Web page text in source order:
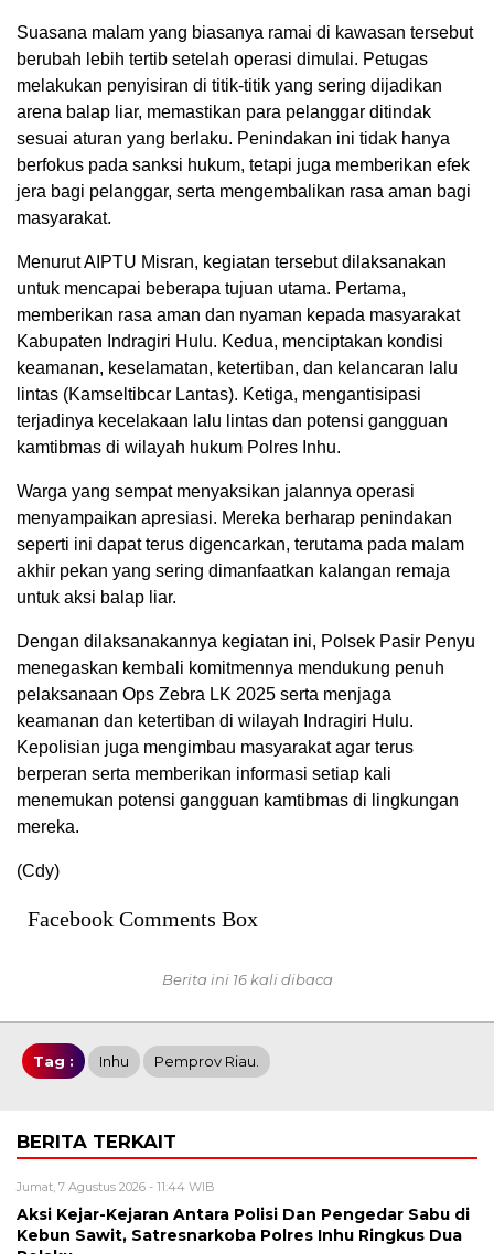
Suasana malam yang biasanya ramai di kawasan tersebut
berubah lebih tertib setelah operasi dimulai. Petugas
melakukan penyisiran di titik-titik yang sering dijadikan
arena balap liar, memastikan para pelanggar ditindak
sesuai aturan yang berlaku. Penindakan ini tidak hanya
berfokus pada sanksi hukum, tetapi juga memberikan efek
jera bagi pelanggar, serta mengembalikan rasa aman bagi
masyarakat.
Menurut AIPTU Misran, kegiatan tersebut dilaksanakan
untuk mencapai beberapa tujuan utama. Pertama,
memberikan rasa aman dan nyaman kepada masyarakat
Kabupaten Indragiri Hulu. Kedua, menciptakan kondisi
keamanan, keselamatan, ketertiban, dan kelancaran lalu
lintas (Kamseltibcar Lantas). Ketiga, mengantisipasi
terjadinya kecelakaan lalu lintas dan potensi gangguan
kamtibmas di wilayah hukum Polres Inhu.
Warga yang sempat menyaksikan jalannya operasi
menyampaikan apresiasi. Mereka berharap penindakan
seperti ini dapat terus digencarkan, terutama pada malam
akhir pekan yang sering dimanfaatkan kalangan remaja
untuk aksi balap liar.
Dengan dilaksanakannya kegiatan ini, Polsek Pasir Penyu
menegaskan kembali komitmennya mendukung penuh
pelaksanaan Ops Zebra LK 2025 serta menjaga
keamanan dan ketertiban di wilayah Indragiri Hulu.
Kepolisian juga mengimbau masyarakat agar terus
berperan serta memberikan informasi setiap kali
menemukan potensi gangguan kamtibmas di lingkungan
mereka.
(Cdy)
Facebook Comments Box
Berita ini 16 kali dibaca
Tag : Inhu Pemprov Riau.
BERITA TERKAIT
Jumat, 7 Agustus 2026 - 11:44 WIB
Aksi Kejar-Kejaran Antara Polisi Dan Pengedar Sabu di
Kebun Sawit, Satresnarkoba Polres Inhu Ringkus Dua